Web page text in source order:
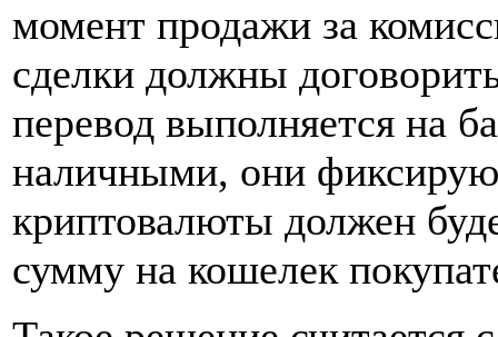
момент продажи за
сделки должны
перевод выполняется на
наличными, они
криптовалюты должен
сумму на кошелек